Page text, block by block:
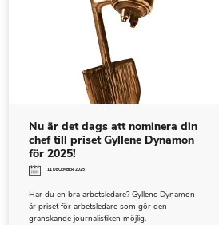
Nu är det dags att nominera din
chef till priset Gyllene Dynamon
för 2025!
11 DECEMBER 2025
Har du en bra arbetsledare? Gyllene Dynamon
är priset för arbetsledare som gör den
granskande journalistiken möjlig.